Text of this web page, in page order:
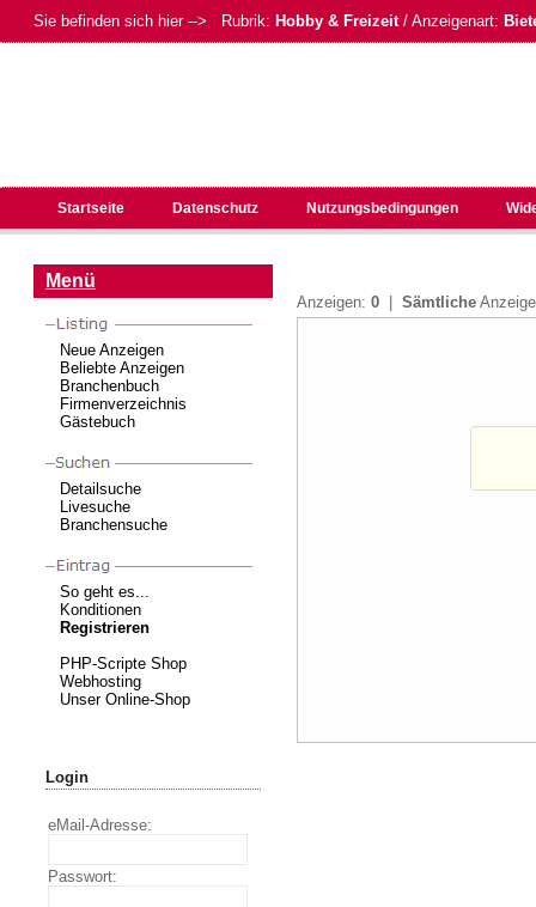
Sie befinden sich hier --> Rubrik: Hobby & Freizeit/ Anzeigenart:
Startseite Datenschutz Nutzungsbedingungen
Menü
Neue Anzeigen
Beliebte Anzeigen
Branchenbuch
Firmenverzeichnis
Gästebuch
Detailsuche
Livesuche
Branchensuche
So geht es...
Konditionen
Registrieren
PHP-Scripte Shop
Webhosting
Unser Online-Shop
Login
eMail-Adresse:
Passwort:
Anzeigen: 0 Sämtliche